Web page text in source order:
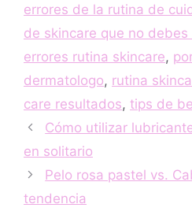
errores de la rutina de
de skincare que no
errores rutina skincare,
dermatologo, rutina
care resultados, tips de
Cómo utilizar
en solitario
Pelo rosa pastel vs.
tendencia